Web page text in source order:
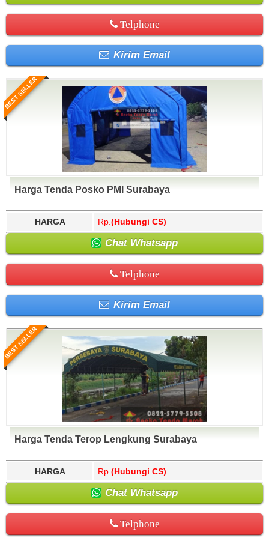
Telphone
Kirim Email
BEST SELLER
Harga Tenda Posko PMI Surabaya
HARGA Rp. (Hubungi CS)
Chat Whatsapp
Telphone
Kirim Email
BEST SELLER
Harga Tenda Terop Lengkung Surabaya
HARGA Rp. (Hubungi CS)
Chat Whatsapp
Telphone